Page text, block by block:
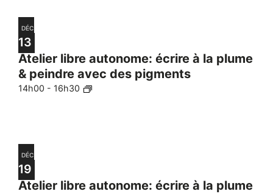
DÉC
13
Atelier libre autonome: écrire à la plume
& peindre avec des pigments
14h00 - 16h30
DÉC
19
Atelier libre autonome: écrire à la plume